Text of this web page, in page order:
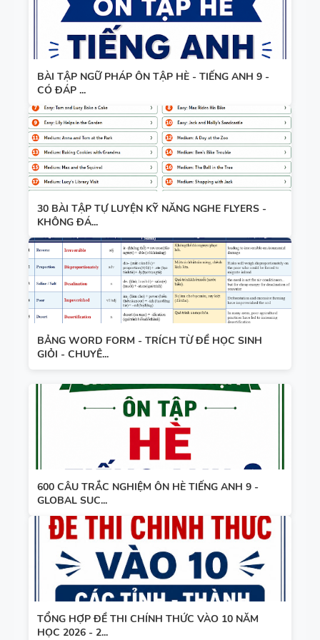
BÀI TẬP NGỮ PHÁP ÔN TẬP HÈ - TIẾNG ANH 9 -
CÓ ĐÁP ...
30 BÀI TẬP TỰ LUYỆN KỸ NĂNG NGHE FLYERS -
KHÔNG ĐÁ...
BẢNG WORD FORM - TRÍCH TỪ ĐỀ HỌC SINH
GIỎI - CHUYÊ...
600 CÂU TRẮC NGHIỆM ÔN HÈ TIẾNG ANH 9 -
GLOBAL SUC...
TỔNG HỢP ĐỀ THI CHÍNH THỨC VÀO 10 NĂM
HỌC 2026 - 2...